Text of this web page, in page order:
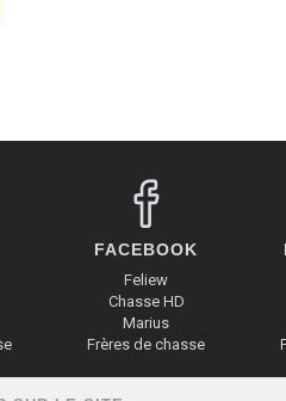
FACEBOOK
Feliew
Chasse HD
Marius
Frères de chasse